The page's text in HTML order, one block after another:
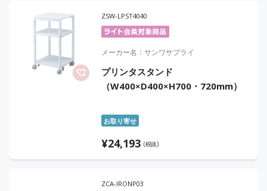
ZSW-LPST4040
メーカー名 サンワサプライ
プリンタスタンド
（W400×D400×H700・720mm）
お取り寄せ
¥24,193 (税抜)
ZCA-IRONP03